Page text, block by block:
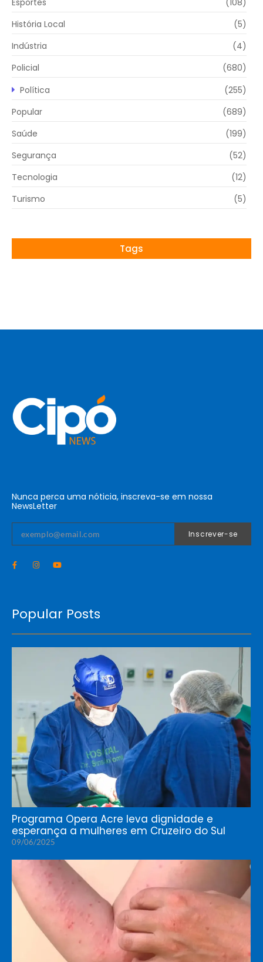
Esportes
(108)
História Local
(5)
Indústria
(4)
Policial
(680)
Política
(255)
Popular
(689)
Saúde
(199)
Segurança
(52)
Tecnologia
(12)
Turismo
(5)
Tags
Nunca perca uma nóticia, inscreva-se em nossa
NewsLetter
Inscrever-se
Popular Posts
Programa Opera Acre leva dignidade e
esperança a mulheres em Cruzeiro do Sul
09/06/2025